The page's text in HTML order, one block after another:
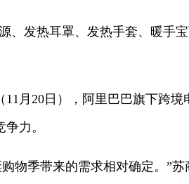
、发热耳罩、发热手套、暖手宝
11月20日），阿里巴巴旗下跨
力。
物季带来的需求相对确定。”